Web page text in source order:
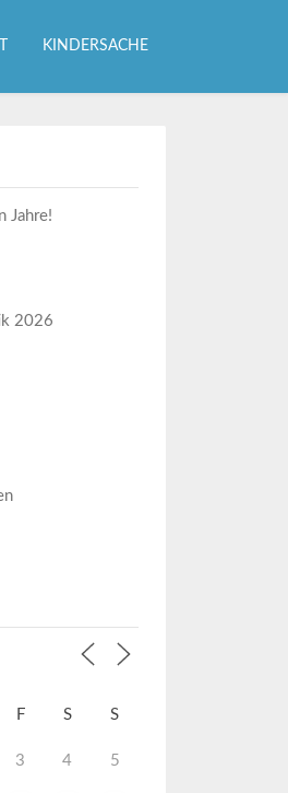
KINDERSACHE
Jahre!
2026
F S S
3 4 5